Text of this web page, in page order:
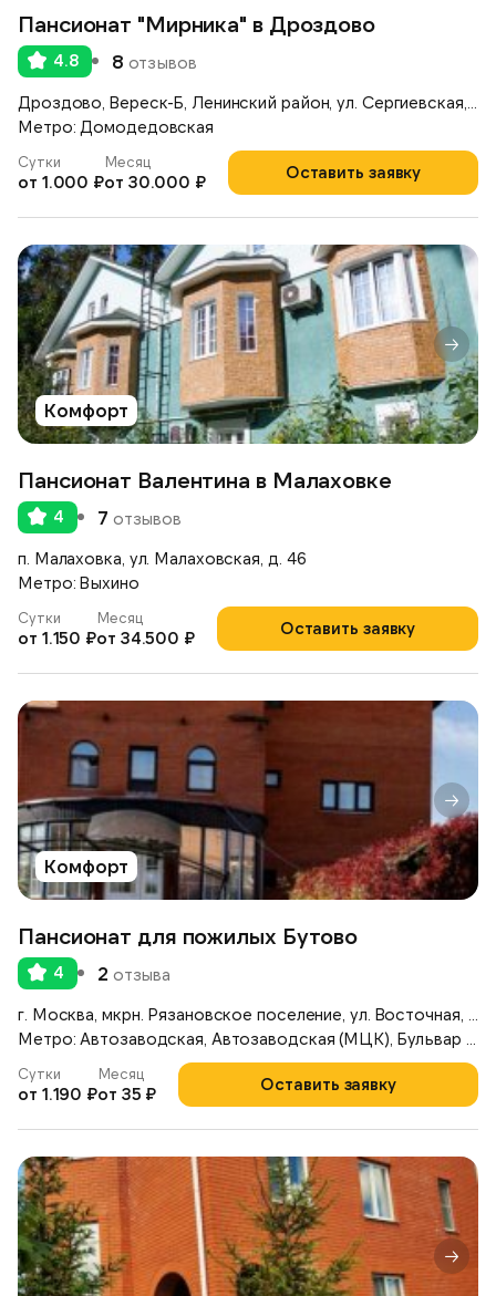
Пансионат "Мирника" в Дроздово
4.8 8 отзывов
Метро: Домодедовская
Оставить заявку
Сутки
от 1.000 ₽
Месяц
от 30.000 ₽
Комфорт
Пансионат Валентина в Малаховке
4 7 отзывов
п. Малаховка, ул. Малаховская, д. 46
Метро: Выхино
Оставить заявку
Сутки
от 1.150 ₽
Месяц
от 34.500 ₽
Комфорт
Пансионат для пожилых Бутово
4 2 отзыва
Оставить заявку
Сутки
от 1.190 ₽
Месяц
от 35 ₽